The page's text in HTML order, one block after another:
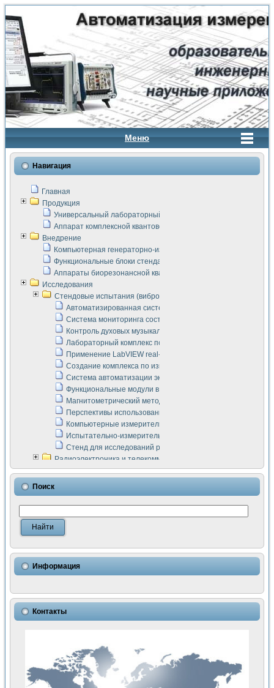
Меню
Навигация
Главная
Продукция
Универсальный лабораторный стенд "Сигнал-USB"
Аппарат комплексной квантовой терапии Интроскан
Внедрение
Компьютерная генераторно-измерительная система
Функциональные блоки стенда "Сигнал-USB"
Аппараты биорезонансной квантовой терапии серии СКАН
Исследования
Стендовые испытания (виброакустика, тензометрия и т.п.)
Автоматизированная система измерения параметров
Система мониторинга состояния тяговых
Контроль духовых музыкальных инструментов
Лабораторный комплекс по исследованию элементной
Применение LabVIEW real-time module для
Создание комплекса по измерению скорости подвижного
Система автоматизации экспериментальных
Функциональные модули в стандарте Nl SCXI для
Магнитометрический метод в дефектоскопии сварных
Перспективы использования машинного зрения в
Компьютерные измерительные системы для
Испытательно-измерительный комплекс аппаратуры для
Стенд для исследований рабочих процессов ДВС в
Радиоэлектроника и телекоммуникации
LabVIEW в расчетах радиолиний систем передачи данных
Аппаратно-программный комплекс для исследования
Виртуальный лабораторный стенд для исследования
Измерение шумовых параметров операционных
Измерительный преобразователь на основе цифровой
Использование NI LabVIEW для математического
Исследовние возможности создания измерителя ВАХ
Математическое моделирование генератора сигналов -
Применение осциллографического модуля с высоким
Симуляция отклика импульсного радиолокационного
Автоматизация формирования уравнений состояния для
Разработка автоматизированного стенда для измерения
Применение среды LabVIEW для построения картины
Портативная система для определения показателей
Использование LabVIEW для управления источником
Поиск
Информация
Контакты